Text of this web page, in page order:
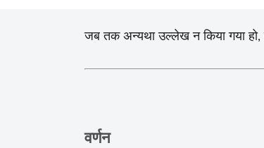
जब तक अन्यथा उल्लेख न किया गया हो,
वर्णन